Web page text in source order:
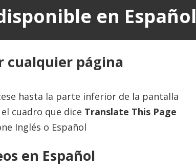
Translate this page:
Powered by
en Español
cualquier página
hasta la parte inferior de la pantalla
cuadro que dice Translate This Page
Inglés o Español
en Español